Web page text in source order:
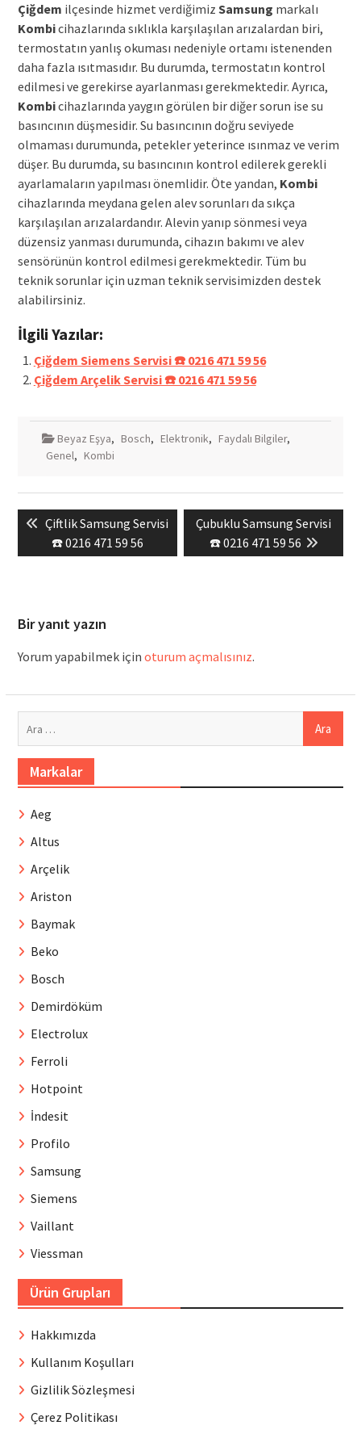
Çiğdem ilçesinde hizmet verdiğimiz Samsung markalı
Kombicihazlarında sıklıkla karşılaşılan arızalardan biri,
termostatın yanlış okuması nedeniyle ortamı istenenden
daha fazla ısıtmasıdır. Bu durumda, termostatın kontrol
edilmesi ve gerekirse ayarlanması gerekmektedir. Ayrıca,
Kombicihazlarında yaygın görülen bir diğer sorun ise su
basıncının düşmesidir. Su basıncının doğru seviyede
olmaması durumunda, petekler yeterince ısınmaz ve verim
düşer. Bu durumda, su basıncının kontrol edilerek gerekli
ayarlamaların yapılması önemlidir. Öte yandan, Kombi
cihazlarında meydana gelen alev sorunları da sıkça
karşılaşılan arızalardandır. Alevin yanıp sönmesi veya
düzensiz yanması durumunda, cihazın bakımı ve alev
sensörünün kontrol edilmesi gerekmektedir. Tüm bu
teknik sorunlar için uzman teknik servisimizden destek
alabilirsiniz.
İlgili Yazılar:
Çiğdem Siemens Servisi ☎️ 0216 471 59 56
Çiğdem Arçelik Servisi ☎️ 0216 471 59 56
Beyaz Eşya, Bosch, Elektronik, Faydalı Bilgiler,
Genel, Kombi
Yazı
gezinmesi
Previous
post:
Çiftlik Samsung Servisi
☎️ 0216 471 59 56
Next
post:
Çubuklu Samsung Servisi
☎️ 0216 471 59 56
Bir yanıt yazın
Yorum yapabilmek için oturum açmalısınız.
Markalar
Aeg
Altus
Arçelik
Ariston
Baymak
Beko
Bosch
Demirdöküm
Electrolux
Ferroli
Hotpoint
İndesit
Profilo
Samsung
Siemens
Vaillant
Viessman
Ürün Grupları
Hakkımızda
Kullanım Koşulları
Gizlilik Sözleşmesi
Çerez Politikası